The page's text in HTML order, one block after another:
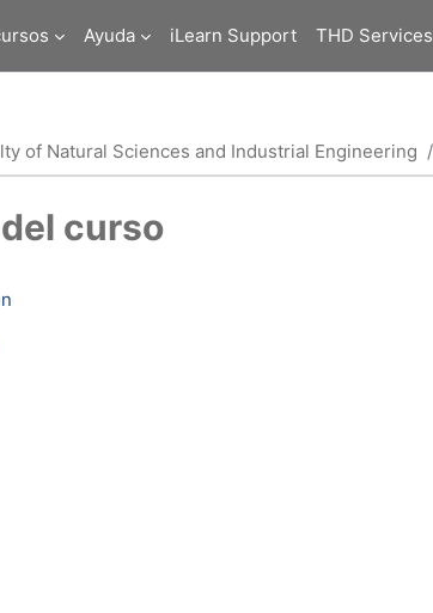
Ayuda iLearn Support THD Services
of Natural Sciences and Industrial Engineering
curso